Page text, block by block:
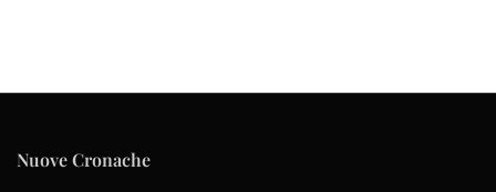
Nuove Cronache